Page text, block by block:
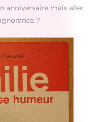
anniversaire mais aller
?